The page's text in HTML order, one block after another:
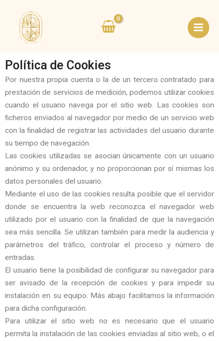
Política de Cookies
Por nuestra propia cuenta o la de un tercero contratado para
prestación de servicios de medición, podemos utilizar cookies
cuando el usuario navega por el sitio web. Las cookies son
ficheros enviados al navegador por medio de un servicio web
con la finalidad de registrar las actividades del usuario durante
su tiempo de navegación.
Las cookies utilizadas se asocian únicamente con un usuario
anónimo y su ordenador, y no proporcionan por sí mismas los
datos personales del usuario.
Mediante el uso de las cookies resulta posible que el servidor
donde se encuentra la web reconozca el navegador web
utilizado por el usuario con la finalidad de que la navegación
sea más sencilla. Se utilizan también para medir la audiencia y
parámetros del tráfico, controlar el proceso y número de
entradas.
El usuario tiene la posibilidad de configurar su navegador para
ser avisado de la recepción de cookies y para impedir su
instalación en su equipo. Más abajo facilitamos la información
para dicha configuración.
Para utilizar el sitio web no es necesario que el usuario
permita la instalación de las cookies enviadas al sitio web, o el